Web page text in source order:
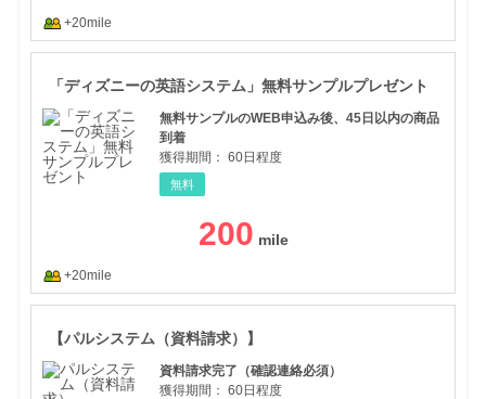
+20mile
「ディズニーの英語システム」無料サンプルプレゼント
無料サンプルのWEB申込み後、45日以内の商品
到着
獲得期間： 60日程度
無料
200
+20mile
​【​​パルシステム（資料請求）】
資料請求完了（確認連絡必須）
獲得期間： 60日程度